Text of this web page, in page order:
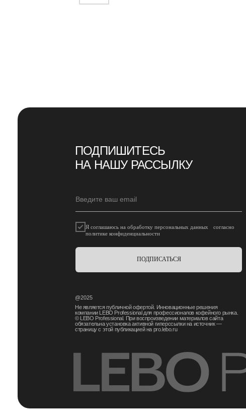
@2025
Не является публичной офертой. Инновационные решения
компании LEBO Professional для профессионалов кофейного рынка.
© LEBO Professional. При воспроизведении материалов сайта
обязательна установка активной гиперссылки на источник —
страницу с этой публикацией на pro.lebo.ru
ПОДПИШИТЕСЬ
НА НАШУ РАССЫЛКУ
Я соглашаюсь на обработку персональных данных согласно
политике конфиденциальности
ПОДПИСАТЬСЯ